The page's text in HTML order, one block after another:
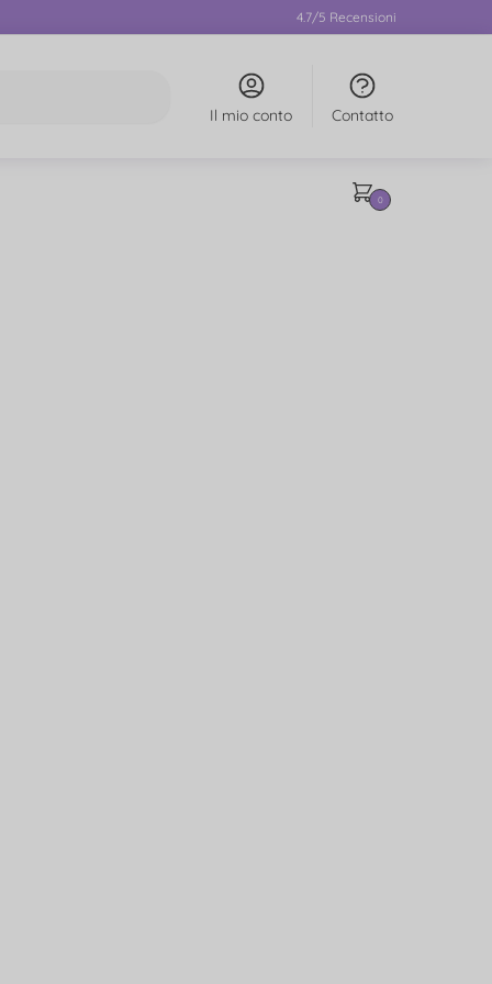
4.7/5 Recensioni
Il mio conto Contatto
0